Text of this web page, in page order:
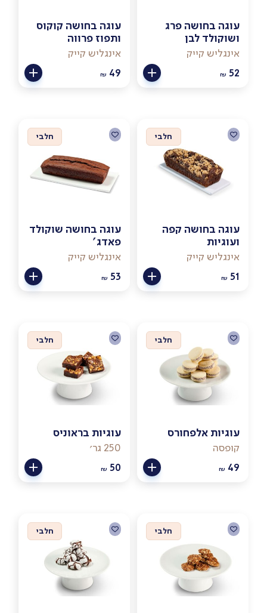
עוגה בחושה פרג
ושוקולד לבן
אינגליש קייק
₪ 52
עוגה בחושה קוקוס
ותפוז פרווה
אינגליש קייק
₪ 49
חלבי
עוגה בחושה קפה
ועוגיות
אינגליש קייק
₪ 51
חלבי
עוגה בחושה שוקולד
פאדג'
אינגליש קייק
₪ 53
חלבי
עוגיות אלפחורס
קופסה
₪ 49
חלבי
עוגיות בראוניס
250 גר׳
₪ 50
חלבי חלבי